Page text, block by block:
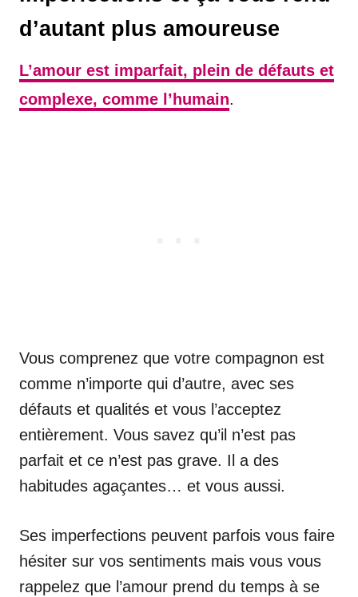
d’autant plus amoureuse
L’amour est imparfait, plein de défauts et
complexe, comme l’humain.
Vous comprenez que votre compagnon est
comme n’importe qui d’autre, avec ses
défauts et qualités et vous l’acceptez
entièrement. Vous savez qu’il n’est pas
parfait et ce n’est pas grave. Il a des
habitudes agaçantes… et vous aussi.
Ses imperfections peuvent parfois vous faire
hésiter sur vos sentiments mais vous vous
rappelez que l’amour prend du temps à se